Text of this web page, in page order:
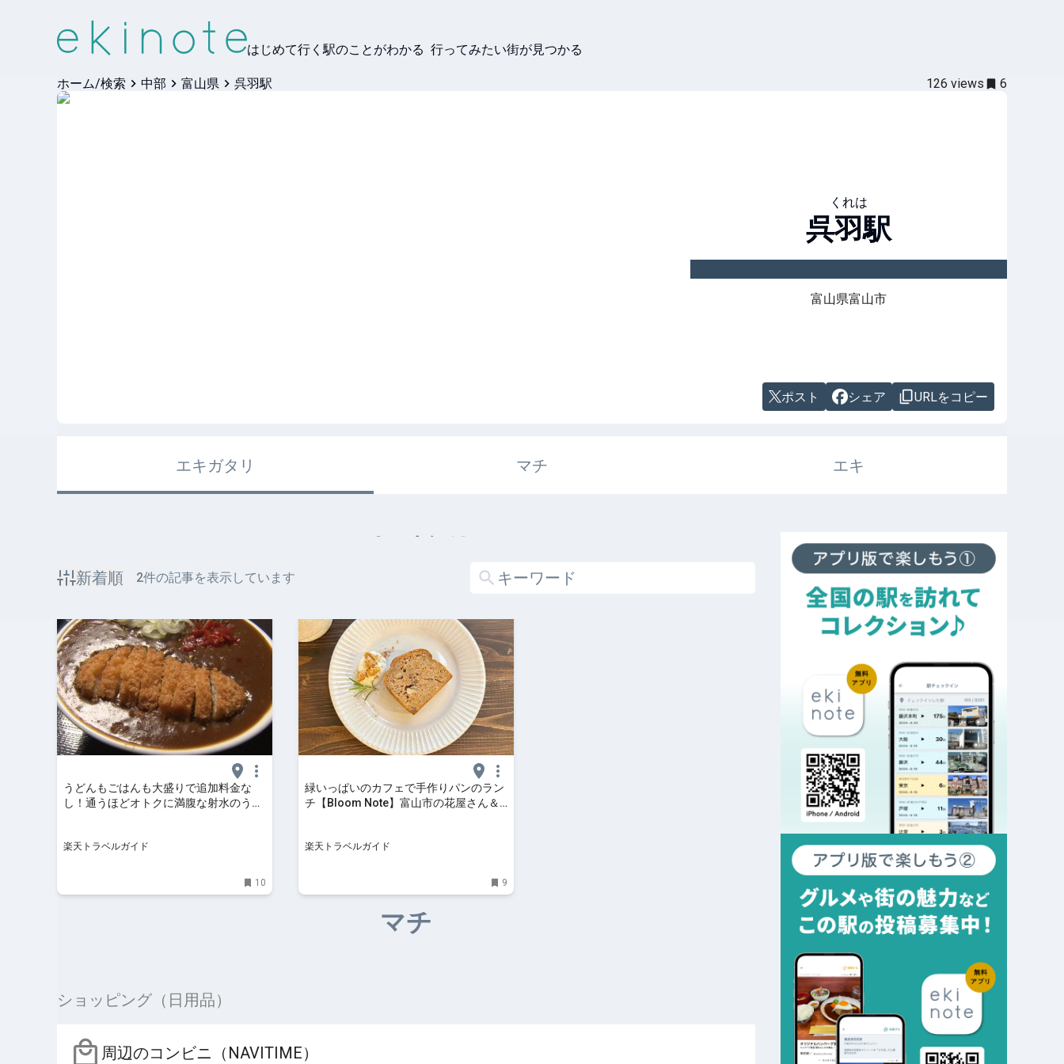
はじめて行く駅のことがわかる 行ってみたい街が見つかる
ホーム/検索 中部 富山県 呉羽駅 126 views 6
くれは
呉羽駅
富山県富山市
ポスト シェア URLをコピー
エキガタリ マチ エキ
エキガタリ
新着順 2件の記事を表示しています
うどんもごはんも大盛りで追加料金な
し！通うほどオトクに満腹な射水のうど
楽天トラベルガイド
10
緑いっぱいのカフェで手作りパンのラン
チ【Bloom Note】富山市の花屋さん＆
楽天トラベルガイド
9
マチ
ショッピング（日用品）
周辺のコンビニ（NAVITIME）